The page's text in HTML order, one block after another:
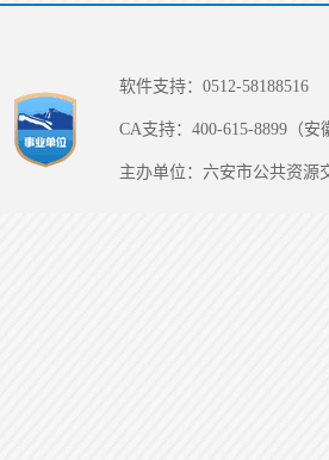
软件支持：0512-58188516
CA支持：400-615-8899（安
主办单位：六安市公共资源